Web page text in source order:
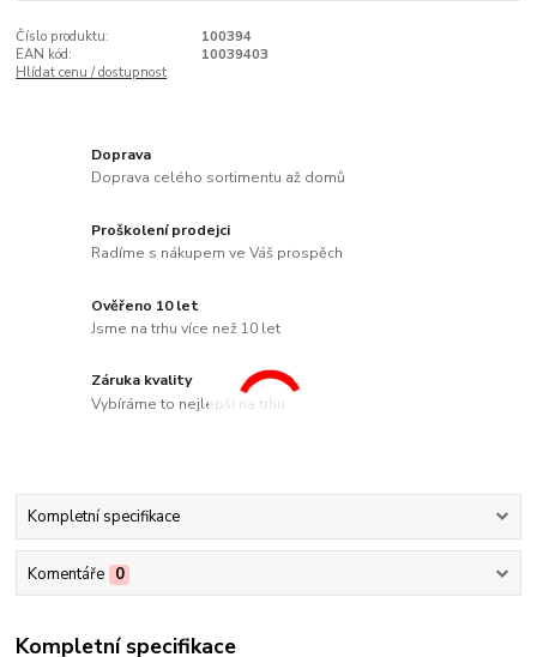
Číslo produktu:
100394
EAN kód:
10039403
Hlídat cenu / dostupnost
Doprava
Doprava celého sortimentu až domů
Proškolení prodejci
Radíme s nákupem ve Váš prospěch
Ověřeno 10 let
Jsme na trhu více než 10 let
Záruka kvality
Vybíráme to nejlepší na trhu
Kompletní specifikace
Komentáře 0
Kompletní specifikace